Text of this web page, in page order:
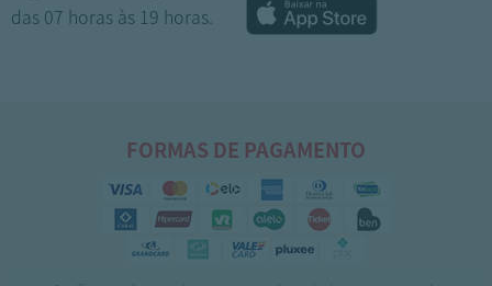
das 07 horas às 19 horas.
FORMAS DE PAGAMENTO